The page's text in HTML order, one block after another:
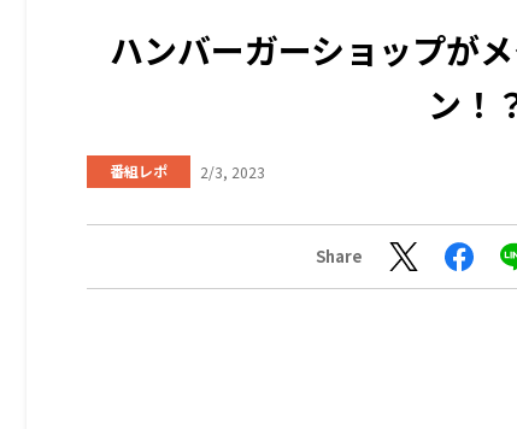
ハンバーガーショップが
ン！
番組レポ 2/3, 2023
Share